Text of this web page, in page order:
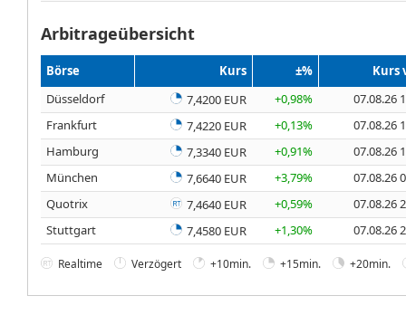
Arbitrageübersicht
Börse Kurs ±%
Kurs
Düsseldorf
7,4200 EUR +0,98%
07.08.26
Frankfurt
7,4220 EUR +0,13%
07.08.26
Hamburg
7,3340 EUR +0,91%
07.08.26
München
7,6640 EUR +3,79%
07.08.26
Quotrix
7,4640 EUR +0,59%
07.08.26
Stuttgart
7,4580 EUR +1,30% 07.08.26
Realtime Verzögert +10min. +15min. +20min.